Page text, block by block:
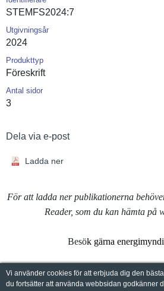
STEMFS2024­:7
Utgivningsår
2024
Produkttyp
Föreskrift
Antal sidor
3
Dela via e-post
Ladda ner
För att ladda ner publikationerna
Reader, som du kan hämta på
Besök gärna
Vi använder cookies för att erbjuda dig den
du fortsätter att använda webbsidan godkänner